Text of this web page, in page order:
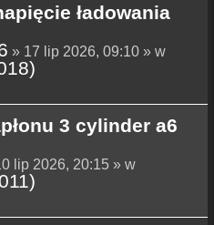
ładowania
» 17 lip 2026, 09:10 » w
3 cylinder a6
lip 2026, 20:15 » w